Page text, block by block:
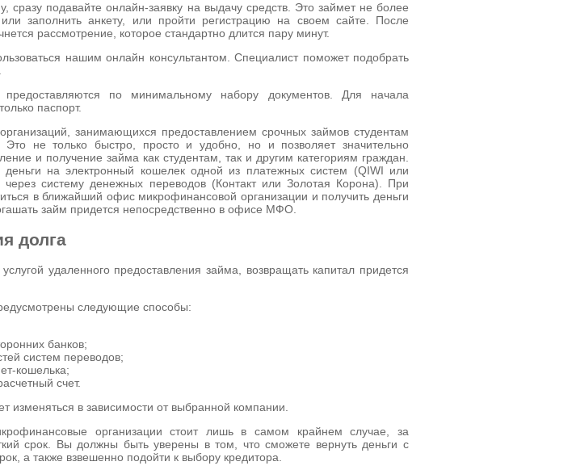
сразу подавайте онлайн-заявку на выдачу средств. Это займет не более
заполнить анкету, или пройти регистрацию на своем сайте. После
рассмотрение, которое стандартно длится пару минут.
нашим онлайн консультантом. Специалист поможет подобрать
по минимальному набору документов. Для начала
паспорт.
занимающихся предоставлением срочных займов студентам
Это не только быстро, просто и удобно, но и позволяет значительно
и получение займа как студентам, так и другим категориям граждан.
на электронный кошелек одной из платежных систем (QIWI или
систему денежных переводов (Контакт или Золотая Корона). При
в ближайший офис микрофинансовой организации и получить деньги
займ придется непосредственно в офисе МФО.
долга
удаленного предоставления займа, возвращать капитал придется
следующие способы:
банков;
систем переводов;
кошелька;
счет.
изменяться в зависимости от выбранной компании.
организации стоит лишь в самом крайнем случае, за
срок. Вы должны быть уверены в том, что сможете вернуть деньги с
а также взвешенно подойти к выбору кредитора.